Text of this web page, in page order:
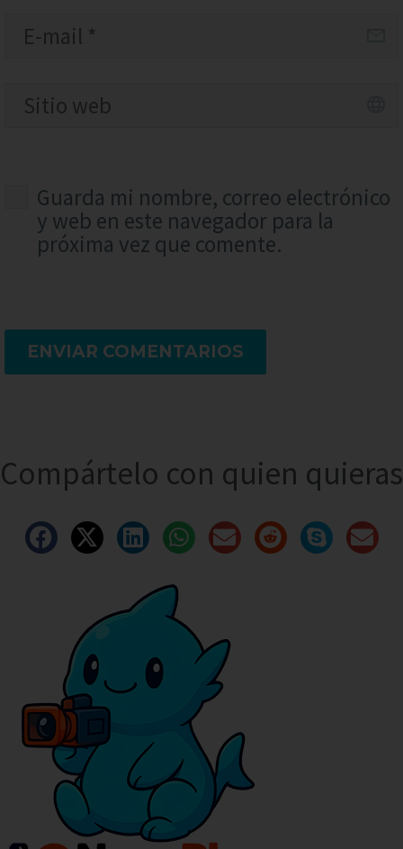
Guarda mi nombre, correo electrónico
y web en este navegador para la
próxima vez que comente.
ENVIAR COMENTARIOS
Compártelo con quien quieras